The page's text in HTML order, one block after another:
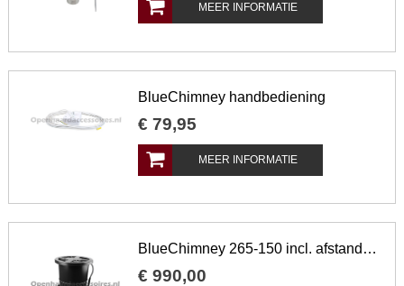
MEER INFORMATIE
BlueChimney handbediening
€ 79,95
MEER INFORMATIE
BlueChimney 265-150 incl. afstandsbediening, zwart
€ 990,00